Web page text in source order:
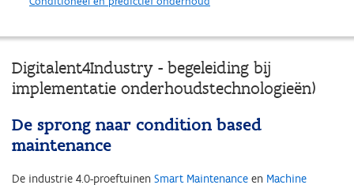
Digitalent4Industry - begeleiding bij
implementatie onderhoudstechnologieën)
De sprong naar condition based
maintenance
De industrie 4.0-proeftuinen Smart Maintenance en Machine